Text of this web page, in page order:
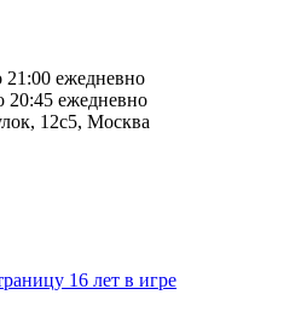
21:00 ежедневно
20:45 ежедневно
12с5, Москва
16 лет в игре